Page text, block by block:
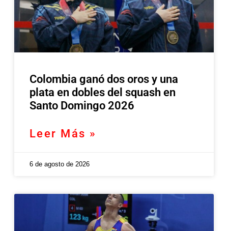
Colombia ganó dos oros y una
plata en dobles del squash en
Santo Domingo 2026
Leer Más »
6 de agosto de 2026